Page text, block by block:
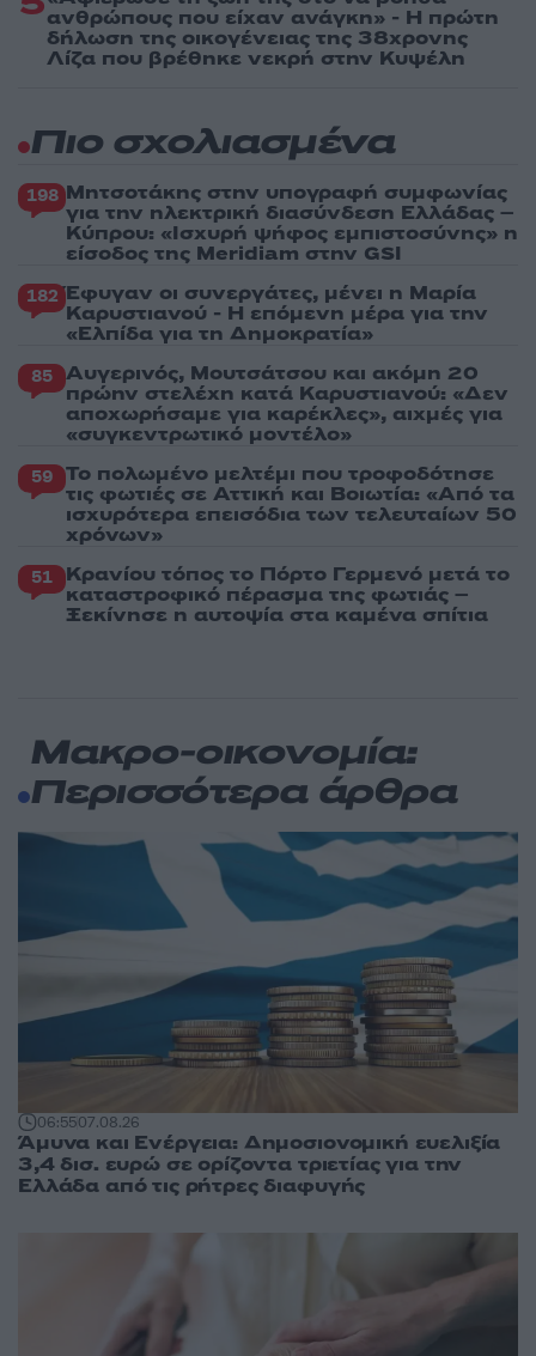
ανθρώπους που είχαν ανάγκη» - Η πρώτη
δήλωση της οικογένειας της 38χρονης
Λίζα που βρέθηκε νεκρή στην Κυψέλη
Πιο σχολιασμένα
198 Μητσοτάκης στην υπογραφή συμφωνίας
για την ηλεκτρική διασύνδεση Ελλάδας –
Κύπρου: «Ισχυρή ψήφος εμπιστοσύνης» η
είσοδος της Meridiam στην GSI
182 Έφυγαν οι συνεργάτες, μένει η Μαρία
Καρυστιανού - Η επόμενη μέρα για την
«Ελπίδα για τη Δημοκρατία»
85 Αυγερινός, Μουτσάτσου και ακόμη 20
πρώην στελέχη κατά Καρυστιανού: «Δεν
αποχωρήσαμε για καρέκλες», αιχμές για
«συγκεντρωτικό μοντέλο»
59 Το πολωμένο μελτέμι που τροφοδότησε
τις φωτιές σε Αττική και Βοιωτία: «Από τα
ισχυρότερα επεισόδια των τελευταίων 50
χρόνων»
51 Κρανίου τόπος το Πόρτο Γερμενό μετά το
καταστροφικό πέρασμα της φωτιάς –
Ξεκίνησε η αυτοψία στα καμένα σπίτια
Μακρο-οικονομία:
Περισσότερα άρθρα
06:5507.08.26
Άμυνα και Ενέργεια: Δημοσιονομική ευελιξία
3,4 δισ. ευρώ σε ορίζοντα τριετίας για την
Ελλάδα από τις ρήτρες διαφυγής